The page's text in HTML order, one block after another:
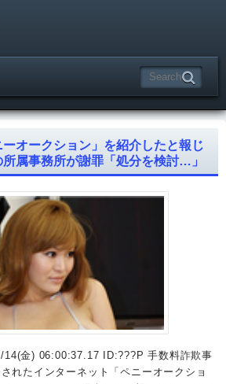
オークション」を紹介したと報じ
属事務所が謝罪「処分を検討…」
金) 06:00:37.17 ID:???P 手数料詐欺事
れたインターネット「ペニーオークショ